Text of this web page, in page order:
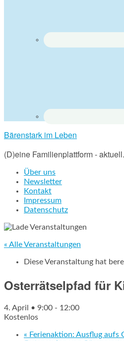
Bärenstark im Leben
(D)eine Familienplattform -
Über uns
Newsletter
Kontakt
Impressum
Datenschutz
« Alle Veranstaltungen
Diese Veranstaltung hat
Osterrätselpfad für
4. April • 9:00 - 12:00
Kostenlos
« Ferienaktion: Ausflug aufs